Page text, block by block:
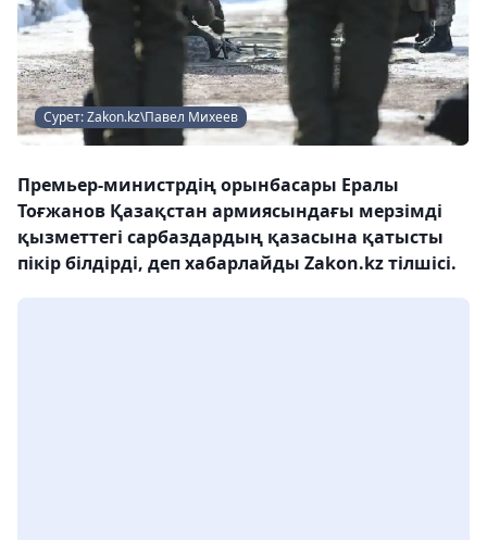
Сурет: Zakon.kz\Павел Михеев
Премьер-министрдің орынбасары Ералы
Тоғжанов Қазақстан армиясындағы мерзімді
қызметтегі сарбаздардың қазасына қатысты
пікір білдірді, деп хабарлайды Zakon.kz тілшісі.